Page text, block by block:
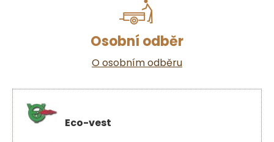
Osobní odběr
O osobním odběru
Eco-vest